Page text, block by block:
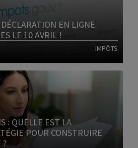
EN LIGNE
LE 10 AVRIL !
IMPÔTS
: QUELLE EST LA
POUR CONSTRUIRE
?